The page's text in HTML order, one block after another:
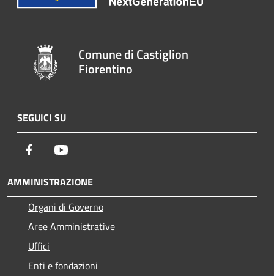
Comune di Castiglion
Fiorentino
SEGUICI SU
Facebook
AMMINISTRAZIONE
Organi di Governo
Aree Amministrative
Uffici
Enti e fondazioni